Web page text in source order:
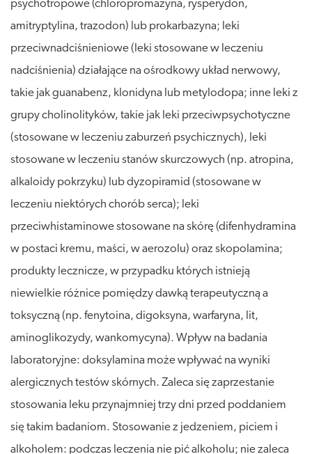
psychotropowe (chloropromazyna, rysperydon,
amitryptylina, trazodon) lub prokarbazyna; leki
przeciwnadciśnieniowe (leki stosowane w leczeniu
nadciśnienia) działające na ośrodkowy układ nerwowy,
takie jak guanabenz, klonidyna lub metylodopa; inne leki z
grupy cholinolityków, takie jak leki przeciwpsychotyczne
(stosowane w leczeniu zaburzeń psychicznych), leki
stosowane w leczeniu stanów skurczowych (np. atropina,
alkaloidy pokrzyku) lub dyzopiramid (stosowane w
leczeniu niektórych chorób serca); leki
przeciwhistaminowe stosowane na skórę (difenhydramina
w postaci kremu, maści, w aerozolu) oraz skopolamina;
produkty lecznicze, w przypadku których istnieją
niewielkie różnice pomiędzy dawką terapeutyczną a
toksyczną (np. fenytoina, digoksyna, warfaryna, lit,
aminoglikozydy, wankomycyna). Wpływ na badania
laboratoryjne: doksylamina może wpływać na wyniki
alergicznych testów skórnych. Zaleca się zaprzestanie
stosowania leku przynajmniej trzy dni przed poddaniem
się takim badaniom. Stosowanie z jedzeniem, piciem i
alkoholem: podczas leczenia nie pić alkoholu; nie zaleca